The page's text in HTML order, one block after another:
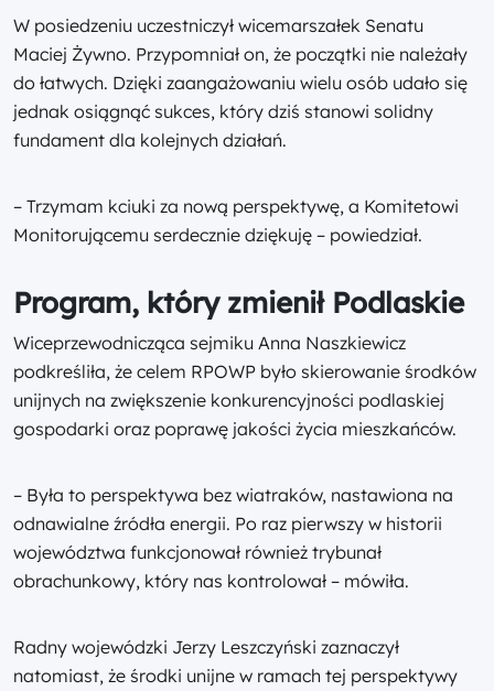
W posiedzeniu uczestniczył wicemarszałek Senatu
Maciej Żywno. Przypomniał on, że początki nie należały
do łatwych. Dzięki zaangażowaniu wielu osób udało się
jednak osiągnąć sukces, który dziś stanowi solidny
fundament dla kolejnych działań.
– Trzymam kciuki za nową perspektywę, a Komitetowi
Monitorującemu serdecznie dziękuję – powiedział.
Program, który zmienił Podlaskie
Wiceprzewodnicząca sejmiku Anna Naszkiewicz
podkreśliła, że celem RPOWP było skierowanie środków
unijnych na zwiększenie konkurencyjności podlaskiej
gospodarki oraz poprawę jakości życia mieszkańców.
– Była to perspektywa bez wiatraków, nastawiona na
odnawialne źródła energii. Po raz pierwszy w historii
województwa funkcjonował również trybunał
obrachunkowy, który nas kontrolował – mówiła.
Radny wojewódzki Jerzy Leszczyński zaznaczył
natomiast, że środki unijne w ramach tej perspektywy